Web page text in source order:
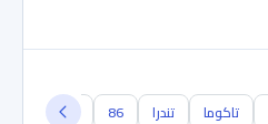
تاكوما تندرا 86 راف فور